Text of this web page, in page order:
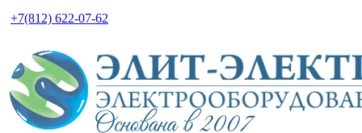
+7(812) 622-07-62